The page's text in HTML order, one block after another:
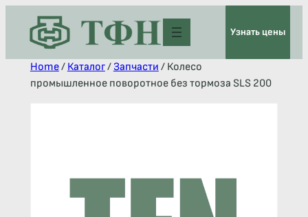
Узнать цены
Home/ Каталог/ Запчасти / Колесо
промышленное поворотное без тормоза SLS 200